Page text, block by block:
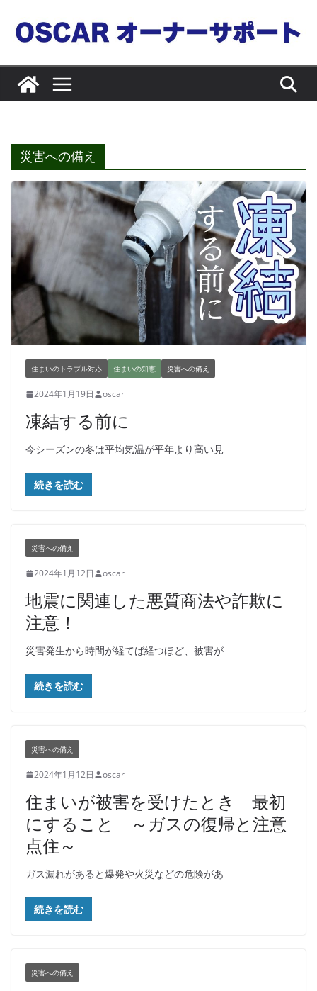
ン
災害への備え
住まいのトラブル対応 住まいの知恵 災害への備え
2024年1月19日 oscar
凍結する前に
今シーズンの冬は平均気温が平年より高い見
続きを読む
災害への備え
2024年1月12日 oscar
地震に関連した悪質商法や詐欺に
注意！
災害発生から時間が経てば経つほど、被害が
続きを読む
災害への備え
2024年1月12日 oscar
住まいが被害を受けたとき 最初
にすること ～ガスの復帰と注意
点住～
ガス漏れがあると爆発や火災などの危険があ
続きを読む
災害への備え